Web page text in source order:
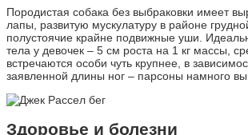
Породистая собака без выбраковки имеет
лапы, развитую мускулатуру в районе
полустоячие крайне подвижные уши.
тела у девочек – 5 см роста на 1 кг массы,
встречаются особи чуть крупнее, в
заявленной длины ног – парсоны намного
Здоровье и болезни